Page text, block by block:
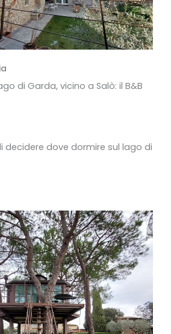
di Garda, vicino a Salò: il B&B
decidere dove dormire sul lago di